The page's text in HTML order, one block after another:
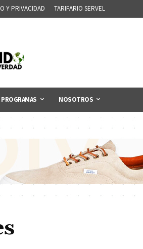
Y PRIVACIDAD TARIFARIO SERVEL
PROGRAMAS NOSOTROS